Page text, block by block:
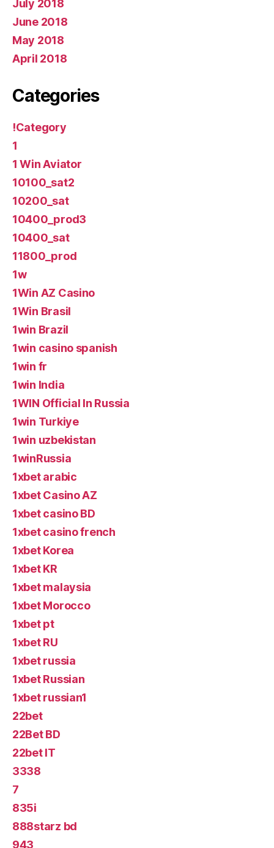
July 2018
June 2018
May 2018
April 2018
Categories
!Category
1
1 Win Aviator
10100_sat2
10200_sat
10400_prod3
10400_sat
11800_prod
1w
1Win AZ Casino
1Win Brasil
1win Brazil
1win casino spanish
1win fr
1win India
1WIN Official In Russia
1win Turkiye
1win uzbekistan
1winRussia
1xbet arabic
1xbet Casino AZ
1xbet casino BD
1xbet casino french
1xbet Korea
1xbet KR
1xbet malaysia
1xbet Morocco
1xbet pt
1xbet RU
1xbet russia
1xbet Russian
1xbet russian1
22bet
22Bet BD
22bet IT
3338
7
835i
888starz bd
943